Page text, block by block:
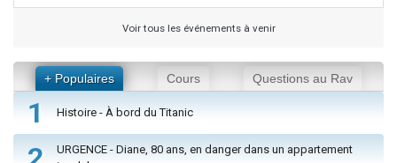
Voir tous les événements à venir
+ Populaires Cours Questions au Rav
1 Histoire - À bord du Titanic
URGENCE - Diane, 80 ans, en danger dans un appartement